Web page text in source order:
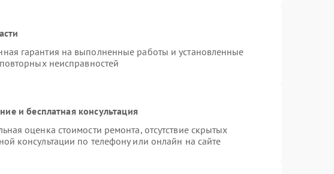
гарантия на выполненные работы и установленные
неисправностей
и бесплатная консультация
оценка стоимости ремонта, отсутствие скрытых
консультации по телефону или онлайн на сайте